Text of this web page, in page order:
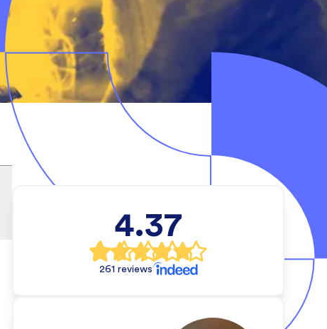
TechnischeMonteurs Technische
Dienst
4.37
261 reviews